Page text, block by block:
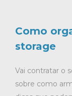
Como
storage
Vai contratar o
sobre como